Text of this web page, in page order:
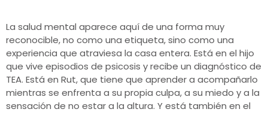
La salud mental aparece aquí de una forma muy
reconocible, no como una etiqueta, sino como una
experiencia que atraviesa la casa entera. Está en el hijo
que vive episodios de psicosis y recibe un diagnóstico de
TEA. Está en Rut, que tiene que aprender a acompañarlo
mientras se enfrenta a su propia culpa, a su miedo y a la
sensación de no estar a la altura. Y está también en el